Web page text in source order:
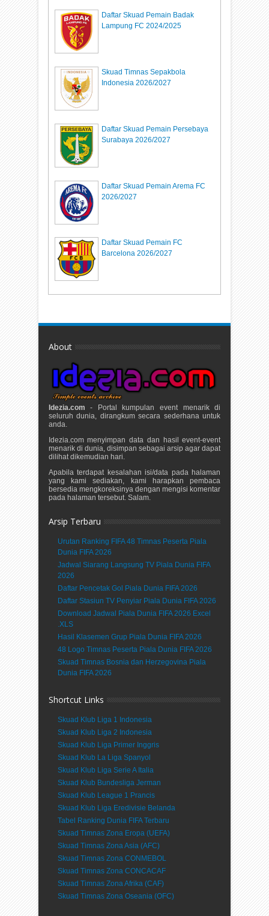
Daftar Skuad Pemain Badak
Lampung FC 2024/2025
Skuad Timnas Sepakbola
Indonesia 2026/2027
Daftar Skuad Pemain Persebaya
Surabaya 2026/2027
Daftar Skuad Pemain Arema FC
2026/2027
Daftar Skuad Pemain FC
Barcelona 2026/2027
About
Idezia.com - Portal kumpulan event menarik di
seluruh dunia, dirangkum secara sederhana untuk
anda.
Idezia.com menyimpan data dan hasil event-event
menarik di dunia, disimpan sebagai arsip agar dapat
dilihat dikemudian hari.
Apabila terdapat kesalahan isi/data pada halaman
yang kami sediakan, kami harapkan pembaca
bersedia mengkoreksinya dengan mengisi komentar
pada halaman tersebut. Salam.
Arsip Terbaru
Urutan Ranking FIFA 48 Timnas Peserta Piala
Dunia FIFA 2026
Jadwal Siarang Langsung TV Piala Dunia FIFA
2026
Daftar Pencetak Gol Piala Dunia FIFA 2026
Daftar Stasiun TV Penyiar Piala Dunia FIFA 2026
Download Jadwal Piala Dunia FIFA 2026 Excel
.XLS
Hasil Klasemen Grup Piala Dunia FIFA 2026
48 Logo Timnas Peserta Piala Dunia FIFA 2026
Skuad Timnas Bosnia dan Herzegovina Piala
Dunia FIFA 2026
Shortcut Links
Skuad Klub Liga 1 Indonesia
Skuad Klub Liga 2 Indonesia
Skuad Klub Liga Primer Inggris
Skuad Klub La Liga Spanyol
Skuad Klub Liga Serie A Italia
Skuad Klub Bundesliga Jerman
Skuad Klub League 1 Prancis
Skuad Klub Liga Eredivisie Belanda
Tabel Ranking Dunia FIFA Terbaru
Skuad Timnas Zona Eropa (UEFA)
Skuad Timnas Zona Asia (AFC)
Skuad Timnas Zona CONMEBOL
Skuad Timnas Zona CONCACAF
Skuad Timnas Zona Afrika (CAF)
Skuad Timnas Zona Oseania (OFC)